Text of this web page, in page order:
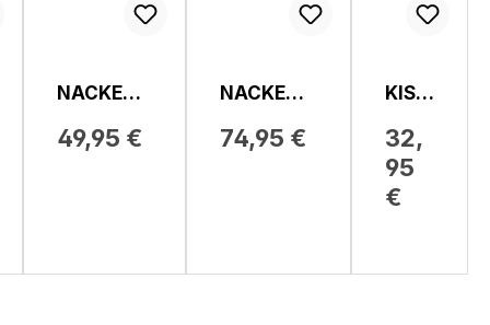
NACKENS
EN, SALE
49,95 €
NACKENS
EN, E30
74,95 €
KISS
S36
ANTI
GUA
32,
95
€